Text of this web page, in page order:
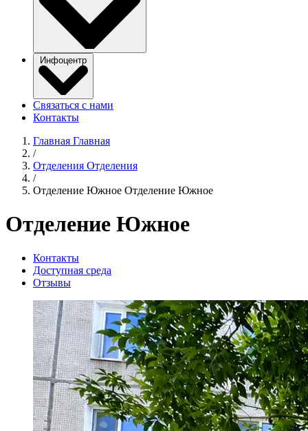
Инфоцентр
Связаться с нами
Контакты
Главная Главная
/
Отделения Отделения
/
Отделение Южное Отделение Южное
Отделение Южное
Контакты
Доступная среда
Отзывы